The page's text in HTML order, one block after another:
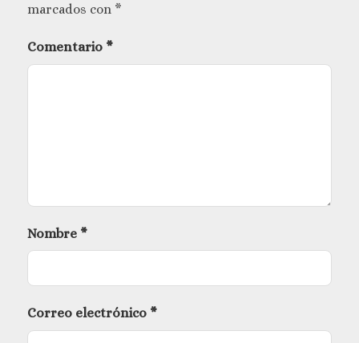
marcados con *
Comentario *
Nombre *
Correo electrónico *